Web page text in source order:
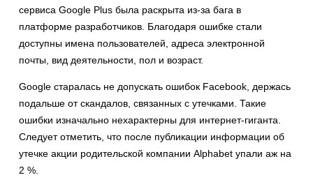
сервиса Google Plus была раскрыта из-за бага в
платформе разработчиков. Благодаря ошибке стали
доступны имена пользователей, адреса электронной
почты, вид деятельности, пол и возраст.
Google старалась не допускать ошибок Facebook, держась
подальше от скандалов, связанных с утечками. Такие
ошибки изначально нехарактерны для интернет-гиганта.
Следует отметить, что после публикации информации об
утечке акции родительской компании Alphabet упали аж на
2 %.